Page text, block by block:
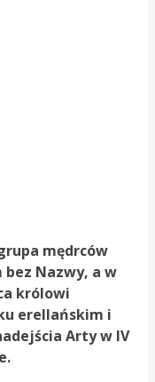
mędrców
Nazwy, a w
królowi
erellańskim i
Arty w IV